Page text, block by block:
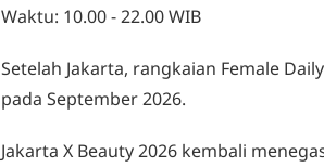
Waktu: 10.00 - 22.00 WIB
Setelah Jakarta, rangkaian Female
pada September 2026.
Jakarta X Beauty 2026 kembali